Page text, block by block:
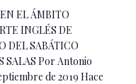
EL ÁMBITO
INGLÉS DE
DEL SABÁTICO
SALAS Por Antonio
de 2019 Hace